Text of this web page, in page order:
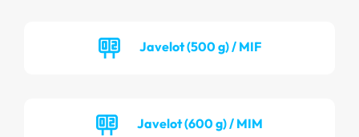
Javelot (500 g) / MIF
Javelot (600 g) / MIM